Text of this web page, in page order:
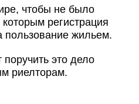
чтобы не было
регистрация
пользование жильем.
это дело
риелторам.